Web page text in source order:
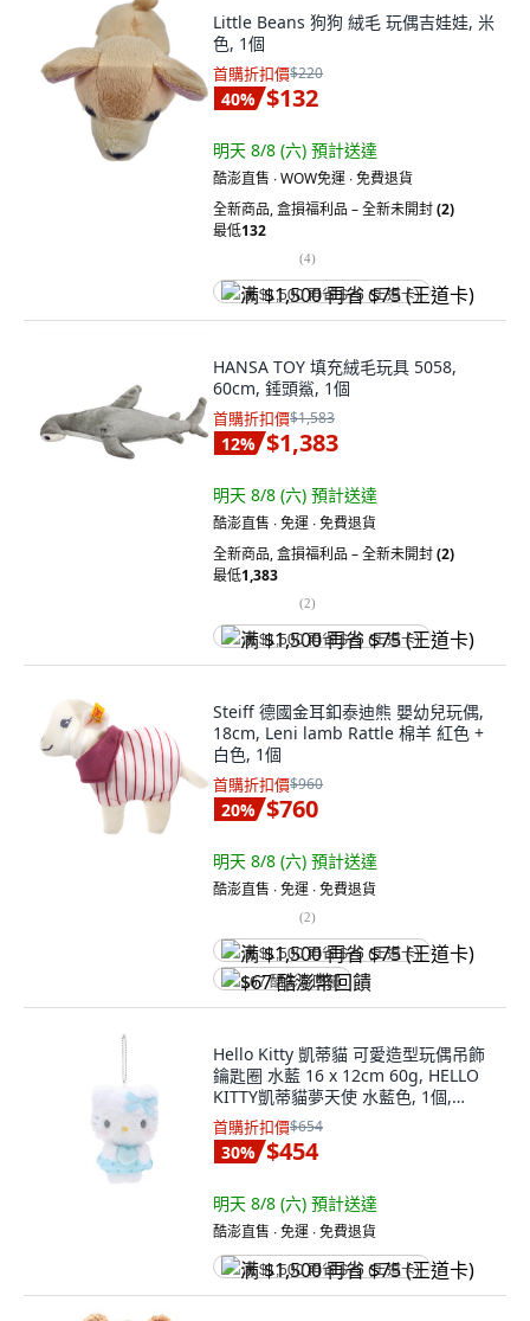
Little Beans 狗狗 絨毛 玩偶吉娃娃, 米
色, 1個
首購折扣價$220
40% $132
明天 8/8 (六) 預計送達
酷澎直售 ∙ WOW免運 ∙ 免費退貨
全新商品,盒損福利品 – 全新未開封(2)
最低132
(4)
满 $1,500 再省 $75 (王道卡)
HANSA TOY 填充絨毛玩具 5058,
60cm, 錘頭鯊, 1個
首購折扣價$1,583
12% $1,383
明天 8/8 (六) 預計送達
酷澎直售 ∙ 免運 ∙ 免費退貨
全新商品,盒損福利品 – 全新未開封(2)
最低1,383
(2)
满 $1,500 再省 $75 (王道卡)
Steiff 德國金耳釦泰迪熊 嬰幼兒玩偶,
18cm, Leni lamb Rattle 棉羊 紅色 +
白色, 1個
首購折扣價$960
20% $760
明天 8/8 (六) 預計送達
酷澎直售 ∙ 免運 ∙ 免費退貨
(2)
满 $1,500 再省 $75 (王道卡)
$67 酷澎幣回饋
Hello Kitty 凱蒂貓 可愛造型玩偶吊飾
鑰匙圈 水藍 16 x 12cm 60g, HELLO
KITTY凱蒂貓夢天使 水藍色, 1個,
16cm
首購折扣價$654
30% $454
明天 8/8 (六) 預計送達
酷澎直售 ∙ 免運 ∙ 免費退貨
满 $1,500 再省 $75 (王道卡)